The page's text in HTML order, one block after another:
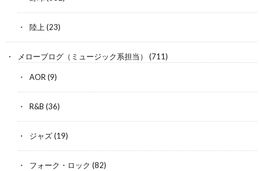
陸上 (23)
メローブログ（ミュージック系担当） (711)
AOR (9)
R&B (36)
ジャズ(19)
フォーク・ロック (82)